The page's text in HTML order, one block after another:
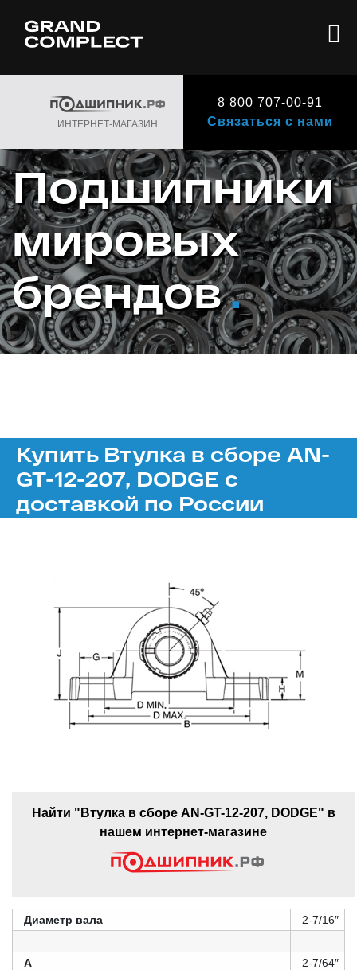
ИНТЕРНЕТ-МАГАЗИН
8 800 707-00-91
Связаться с нами
Подшипники
мировых
брендов.
Купить Втулка в сборе AN-
GT-12-207, DODGE с
доставкой по России
Найти "Втулка в сборе AN-GT-12-207, DODGE" в
нашем интернет-магазине
Диаметр вала 2-7/16″
A
2-7/64″